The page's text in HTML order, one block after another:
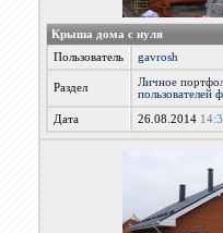
Крыша дома с нуля
Пользователь
gavrosh
Раздел
Личное
пользователей
Дата 26.08.2014